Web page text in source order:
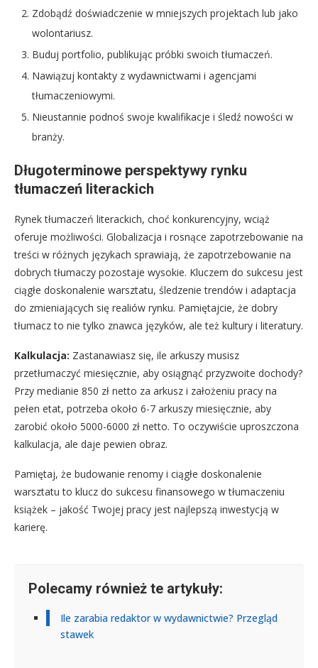
Zdobądź doświadczenie w mniejszych projektach lub jako
wolontariusz.
Buduj portfolio, publikując próbki swoich tłumaczeń.
Nawiązuj kontakty z wydawnictwami i agencjami
tłumaczeniowymi.
Nieustannie podnoś swoje kwalifikacje i śledź nowości w
branży.
Długoterminowe perspektywy rynku
tłumaczeń literackich
Rynek tłumaczeń literackich, choć konkurencyjny, wciąż
oferuje możliwości. Globalizacja i rosnące zapotrzebowanie na
treści w różnych językach sprawiają, że zapotrzebowanie na
dobrych tłumaczy pozostaje wysokie. Kluczem do sukcesu jest
ciągłe doskonalenie warsztatu, śledzenie trendów i adaptacja
do zmieniających się realiów rynku. Pamiętajcie, że dobry
tłumacz to nie tylko znawca języków, ale też kultury i literatury.
Kalkulacja: Zastanawiasz się, ile arkuszy musisz
przetłumaczyć miesięcznie, aby osiągnąć przyzwoite dochody?
Przy medianie 850 zł netto za arkusz i założeniu pracy na
pełen etat, potrzeba około 6-7 arkuszy miesięcznie, aby
zarobić około 5000-6000 zł netto. To oczywiście uproszczona
kalkulacja, ale daje pewien obraz.
Pamiętaj, że budowanie renomy i ciągłe doskonalenie
warsztatu to klucz do sukcesu finansowego w tłumaczeniu
książek – jakość Twojej pracy jest najlepszą inwestycją w
karierę.
Polecamy również te artykuły:
Ile zarabia redaktor w wydawnictwie? Przegląd
stawek